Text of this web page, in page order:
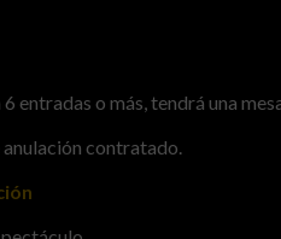
entradas o más, tendrá una
contratado.